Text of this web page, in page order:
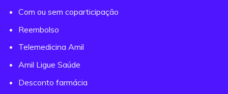
Com ou sem coparticipação
Reembolso
Telemedicina Amil
Amil Ligue Saúde
Desconto farmácia